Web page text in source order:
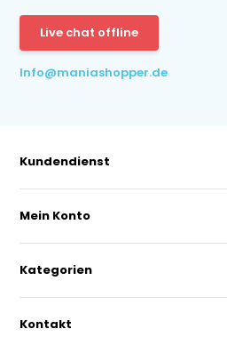
Live chat offline
Info@maniashopper.de
Kundendienst
Mein Konto
Kategorien
Kontakt